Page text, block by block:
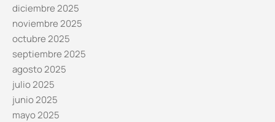
diciembre 2025
noviembre 2025
octubre 2025
septiembre 2025
agosto 2025
julio 2025
junio 2025
mayo 2025